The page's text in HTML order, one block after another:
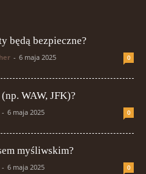
będą bezpieczne?
- 6 maja 2025 0
WAW, JFK)?
- 6 maja 2025 0
myśliwskim?
- 6 maja 2025 0